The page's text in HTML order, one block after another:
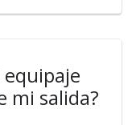
mi salida?